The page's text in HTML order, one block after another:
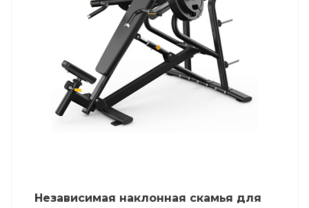
Независимая наклонная скамья для